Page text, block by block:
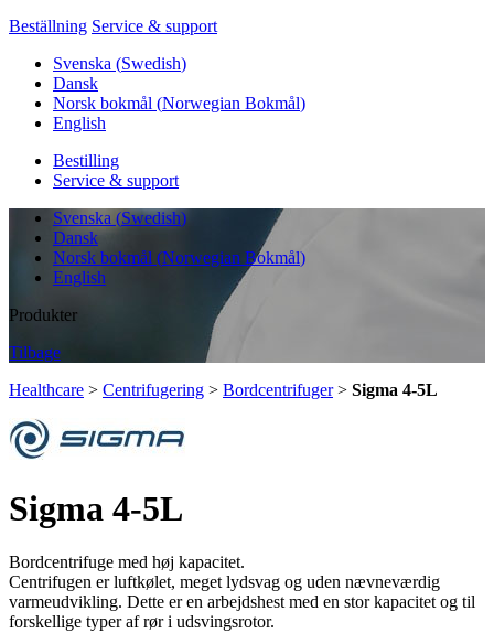
Beställning Service & support
Svenska (Swedish)
Dansk
Norsk bokmål (Norwegian Bokmål)
English
Bestilling
Service & support
Svenska (Swedish)
Dansk
Norsk bokmål (Norwegian Bokmål)
English
Produkter
Tilbage
Healthcare > Centrifugering > Bordcentrifuger> Sigma 4-5L
Sigma 4-5L
Bordcentrifuge med høj kapacitet.
Centrifugen er luftkølet, meget lydsvag og uden nævneværdig
varmeudvikling. Dette er en arbejdshest med en stor kapacitet og til
forskellige typer af rør i udsvingsrotor.